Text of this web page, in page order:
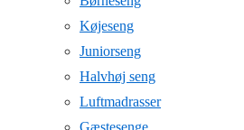
Køjeseng
Juniorseng
Halvhøj seng
Luftmadrasser
Gæstesenge